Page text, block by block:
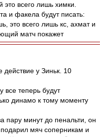
это всего лишь химки.
и факела будут писать:
это всего лишь кс, ахмат и
матч покажет
действие у Зиньк. 10
все теперь будут
динамо к тому моменту
пару минут до пенальти, он
мяч соперникам и